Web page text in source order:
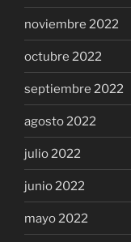
noviembre 2022
octubre 2022
septiembre 2022
agosto 2022
julio 2022
junio 2022
mayo 2022